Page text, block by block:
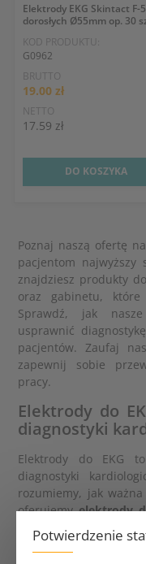
Potwierdzenie
Poznaj naszą ofertę
pacjentom
znajdziesz produkty
oraz gabinetu, które
Sprawdź, jak
usprawnić
pacjentów. Zaufaj
zapewnij sobie
pracy.
Elektrody do
diagnostyki
Elektrody do EKG
diagnostyki
rozumiemy, jak
oferujemyelektrody
Dzięki nim możesz
oceniając stan
Elektrody EKG Skintact F-
dorosłych Ø55mm op. 30
KOD PRODUKTU:
G0962
BRUTTO
19.00 zł
NETTO
17.59 zł
DO KOSZYKA